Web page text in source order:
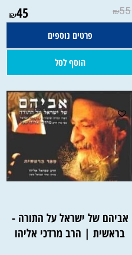
₪55
₪45
פרטים נוספים
הוסף לסל
אביהם של ישראל על התורה -
בראשית | הרב מרדכי אליהו